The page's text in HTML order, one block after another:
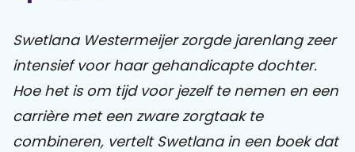
E-learnings
Themabijeenkomsten
Praat mee
Swetlana Westermeijer zorgde jarenlang zeer
intensief voor haar gehandicapte dochter.
Hoe het is om tijd voor jezelf te nemen en een
carrière met een zware zorgtaak te
combineren, vertelt Swetlana in een boek dat